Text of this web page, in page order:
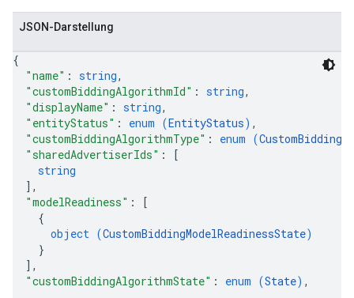
JSON-Darstellung
{
"name" : string,
"customBiddingAlgorithmId" : string,
"displayName" : string,
"entityStatus" : enum (EntityStatus) ,
"customBiddingAlgorithmType" : enum (
"sharedAdvertiserIds" :
[
string
] ,
"modelReadiness" :
[
{
object (CustomBiddingModelReadinessState)
}
] ,
"customBiddingAlgorithmState" : enum (State) ,